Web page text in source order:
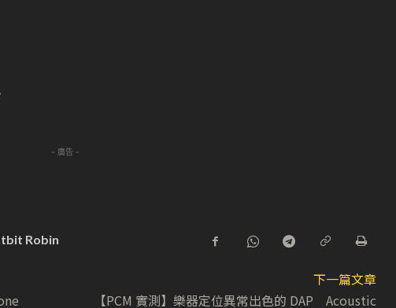
- 廣告 -
Robin
下一篇文章
【PCM 實測】樂器定位異常出色的 DAP Acoustic